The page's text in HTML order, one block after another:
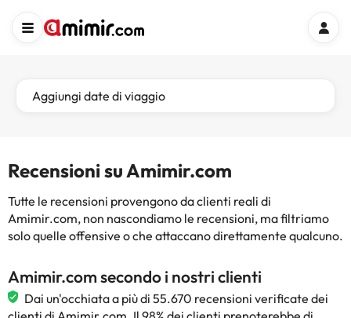
Aggiungi date di viaggio
Recensioni su Amimir.com
Tutte le recensioni provengono da clienti reali di
Amimir.com, non nascondiamo le recensioni, ma filtriamo
solo quelle offensive o che attaccano direttamente qualcuno.
Amimir.com secondo i nostri clienti
Dai un'occhiata a più di 55.670 recensioni verificate dei